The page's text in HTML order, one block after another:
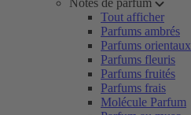
Notes de parfum
Tout afficher
Parfums ambrés
Parfums orientaux
Parfums fleuris
Parfums fruités
Parfums frais
Molécule Parfum